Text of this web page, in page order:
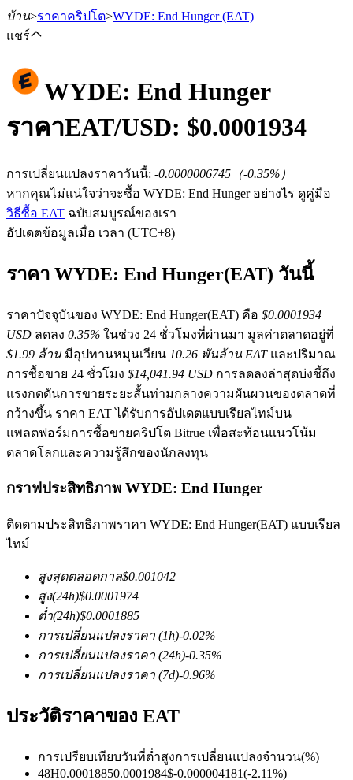
ฟิวเจอร์ส
ฟิวเจอร์ส USDT
ฟิวเจอร์สที่ใช้ USDT เป็นหลักประกัน
ฟิวเจอร์ส COIN-M
TradFi
อนุพันธ์ของหุ้น ฟอเร็กซ์ โลหะมีค่า และสินค้าโภคภัณฑ์
ฟิวเจอร์ส USDC
บ้าน>ราคาคริปโต>WYDE: End Hunger (EAT)
แชร์
WYDE: End Hunger
ราคาEAT/USD: $0.0001934
การเปลี่ยนแปลงราคาวันนี้: -0.0000006745 （-0.35%）
หากคุณไม่แน่ใจว่าจะซื้อ WYDE: End Hunger อย่างไร ดูคู่มือ
วิธีซื้อ EAT ฉบับสมบูรณ์ของเรา
อัปเดตข้อมูลเมื่อ เวลา (UTC+8)
ราคา WYDE: End Hunger(EAT) วันนี้
ราคาปัจจุบันของ WYDE: End Hunger(EAT) คือ $0.0001934
USD ลดลง 0.35% ในช่วง 24 ชั่วโมงที่ผ่านมา มูลค่าตลาดอยู่ที่
$1.99 ล้าน มีอุปทานหมุนเวียน 10.26 พันล้าน EATและปริมาณ
การซื้อขาย 24 ชั่วโมง $14,041.94 USD การลดลงล่าสุดบ่งชี้ถึง
แรงกดดันการขายระยะสั้นท่ามกลางความผันผวนของตลาดที่
กว้างขึ้น ราคา EAT ได้รับการอัปเดตแบบเรียลไทม์บน
แพลตฟอร์มการซื้อขายคริปโต Bitrue เพื่อสะท้อนแนวโน้ม
ตลาดโลกและความรู้สึกของนักลงทุน
กราฟประสิทธิภาพ WYDE: End Hunger
ติดตามประสิทธิภาพราคา WYDE: End Hunger(EAT) แบบเรียล
ไทม์
สูงสุดตลอดกาล$0.001042
สูง(24h)$0.0001974
ต่ำ(24h)$0.0001885
การเปลี่ยนแปลงราคา (1h)-0.02%
การเปลี่ยนแปลงราคา (24h)-0.35%
การเปลี่ยนแปลงราคา (7d)-0.96%
ประวัติราคาของ EAT
การเปรียบเทียบวันที่ต่ำสูงการเปลี่ยนแปลงจำนวน(%)
48H0.00018850.0001984$-0.000004181(-2.11%)